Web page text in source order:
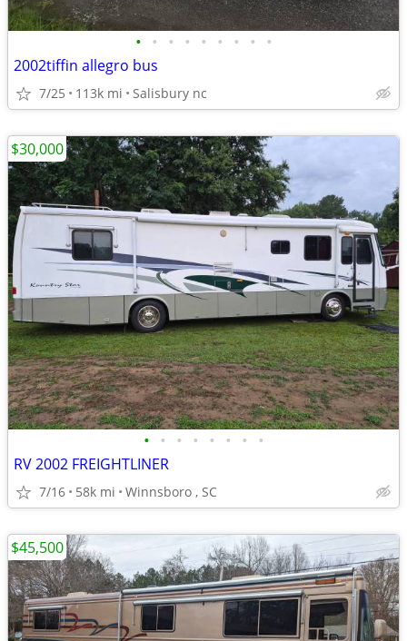
• • • • • • • • •
2002tiffin allegro bus
7/25 113k mi Salisbury nc
• • • • • • • •
RV 2002 FREIGHTLINER
7/16 58k mi Winnsboro , SC
$30,000
$45,500